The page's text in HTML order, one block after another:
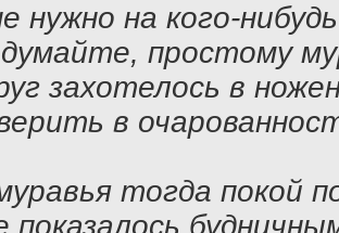
нужно на кого-
простому
захотелось в
в
тогда покой